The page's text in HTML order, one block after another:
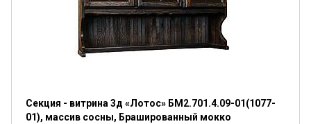
обработки персональных данных и
согласен на их обработку.
Секция - витрина 3д «Лотос» БМ2.701.4.09-01(1077-
01), массив сосны, Брашированный мокко